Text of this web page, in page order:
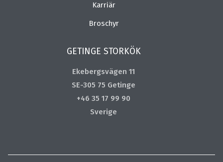
Karriär
Broschyr
GETINGE STORKÖK
Ekebergsvägen 11
SE-305 75 Getinge
+46 35 17 99 90
Sverige